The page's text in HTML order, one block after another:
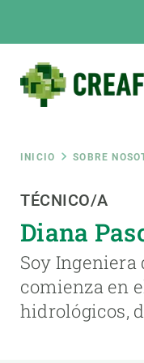
Ruta
de
INICIO SOBRE
TÉCNICO/A
Diana
Soy
comienza en
hidrológicos,
INTRANET
SOBRE
El Centro
Organización
Transparencia